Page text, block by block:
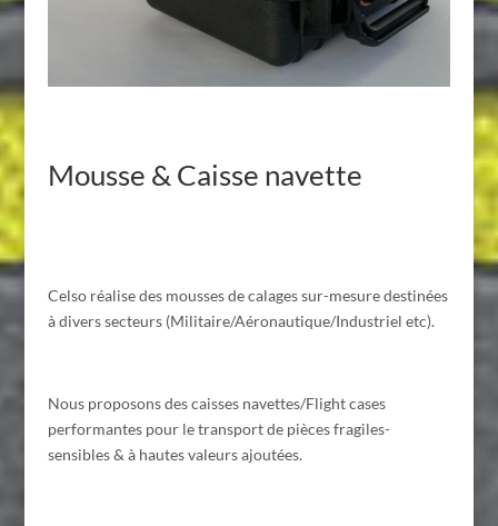
Mousse & Caisse navette
Celso réalise des mousses de calages sur-mesure destinées
à divers secteurs (Militaire/Aéronautique/Industriel etc).
Nous proposons des caisses navettes/Flight cases
performantes pour le transport de pièces fragiles-
sensibles & à hautes valeurs ajoutées.